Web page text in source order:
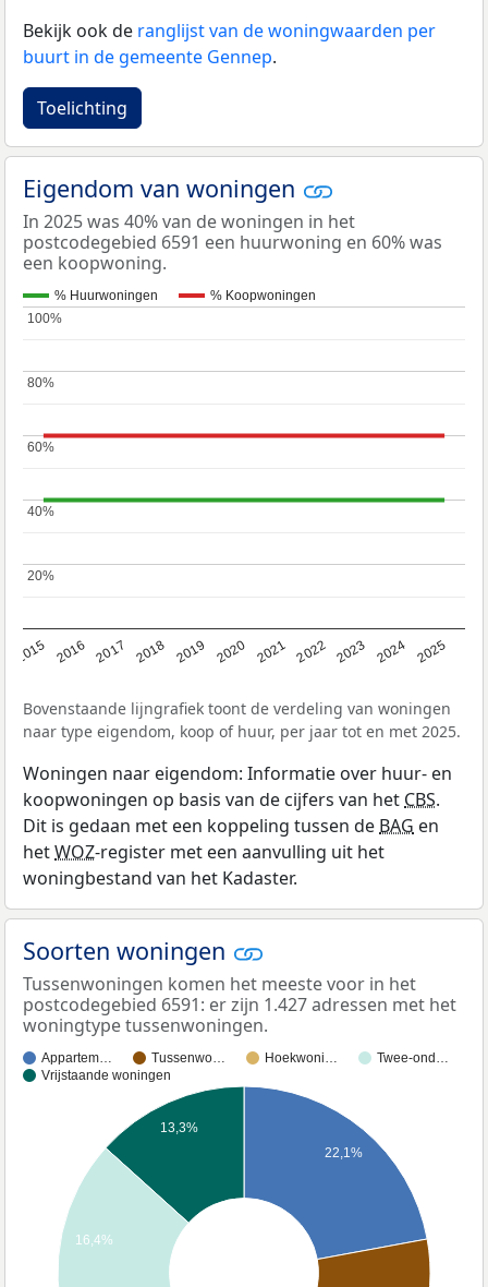
Bekijk ook de ranglijst van de woningwaarden per
buurt in de gemeente Gennep.
Toelichting
Eigendom van woningen
In 2025 was 40% van de woningen in het
postcodegebied 6591 een huurwoning en 60% was
een koopwoning.
% Huurwoningen % Koopwoningen
2015 2016 2017 2018 2019 2020 2021 2022 2023 2024 2025
20%
20%
40%
40%
60%
60%
80%
80%
100%
100%
Bovenstaande lijngrafiek toont de verdeling van woningen
naar type eigendom, koop of huur, per jaar tot en met 2025.
Woningen naar eigendom: Informatie over huur- en
koopwoningen op basis van de cijfers van het CBS.
Dit is gedaan met een koppeling tussen de BAG en
hetWOZ-register met een aanvulling uit het
woningbestand van het Kadaster.
Soorten woningen
Tussenwoningen komen het meeste voor in het
postcodegebied 6591: er zijn 1.427 adressen met het
woningtype tussenwoningen.
Appartem… Tussenwo… Hoekwoni…
Twee-ond…
Vrijstaande woningen
22,1%
13,3%
16,4%